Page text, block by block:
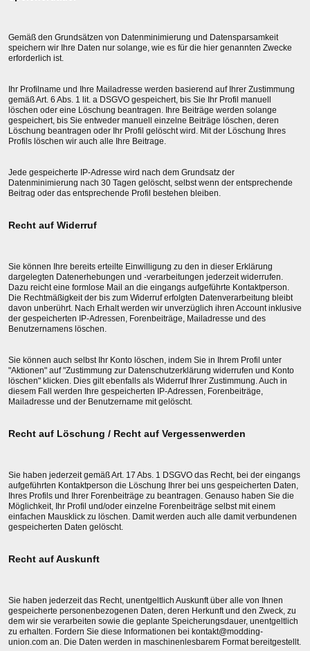
Gemäß den Grundsätzen von Datenminimierung und Datensparsamkeit
speichern wir Ihre Daten nur solange, wie es für die hier genannten Zwecke
erforderlich ist.
Ihr Profilname und Ihre Mailadresse werden basierend auf Ihrer Zustimmung
gemäß Art. 6 Abs. 1 lit. a DSGVO gespeichert, bis Sie Ihr Profil manuell
löschen oder eine Löschung beantragen. Ihre Beiträge werden solange
gespeichert, bis Sie entweder manuell einzelne Beiträge löschen, deren
Löschung beantragen oder Ihr Profil gelöscht wird. Mit der Löschung Ihres
Profils löschen wir auch alle Ihre Beitrage.
Jede gespeicherte IP-Adresse wird nach dem Grundsatz der
Datenminimierung nach 30 Tagen gelöscht, selbst wenn der entsprechende
Beitrag oder das entsprechende Profil bestehen bleiben.
Recht auf Widerruf
Sie können Ihre bereits erteilte Einwilligung zu den in dieser Erklärung
dargelegten Datenerhebungen und -verarbeitungen jederzeit widerrufen.
Dazu reicht eine formlose Mail an die eingangs aufgeführte Kontaktperson.
Die Rechtmäßigkeit der bis zum Widerruf erfolgten Datenverarbeitung bleibt
davon unberührt. Nach Erhalt werden wir unverzüglich ihren Account inklusive
der gespeicherten IP-Adressen, Forenbeiträge, Mailadresse und des
Benutzernamens löschen.
Sie können auch selbst Ihr Konto löschen, indem Sie in Ihrem Profil unter
"Aktionen" auf "Zustimmung zur Datenschutzerklärung widerrufen und Konto
löschen" klicken. Dies gilt ebenfalls als Widerruf Ihrer Zustimmung. Auch in
diesem Fall werden Ihre gespeicherten IP-Adressen, Forenbeiträge,
Mailadresse und der Benutzername mit gelöscht.
Recht auf Löschung / Recht auf Vergessenwerden
Sie haben jederzeit gemäß Art. 17 Abs. 1 DSGVO das Recht, bei der eingangs
aufgeführten Kontaktperson die Löschung Ihrer bei uns gespeicherten Daten,
Ihres Profils und Ihrer Forenbeiträge zu beantragen. Genauso haben Sie die
Möglichkeit, Ihr Profil und/oder einzelne Forenbeiträge selbst mit einem
einfachen Mausklick zu löschen. Damit werden auch alle damit verbundenen
gespeicherten Daten gelöscht.
Recht auf Auskunft
Sie haben jederzeit das Recht, unentgeltlich Auskunft über alle von Ihnen
gespeicherte personenbezogenen Daten, deren Herkunft und den Zweck, zu
dem wir sie verarbeiten sowie die geplante Speicherungsdauer, unentgeltlich
zu erhalten. Fordern Sie diese Informationen bei kontakt@modding-
union.com an. Die Daten werden in maschinenlesbarem Format bereitgestellt.